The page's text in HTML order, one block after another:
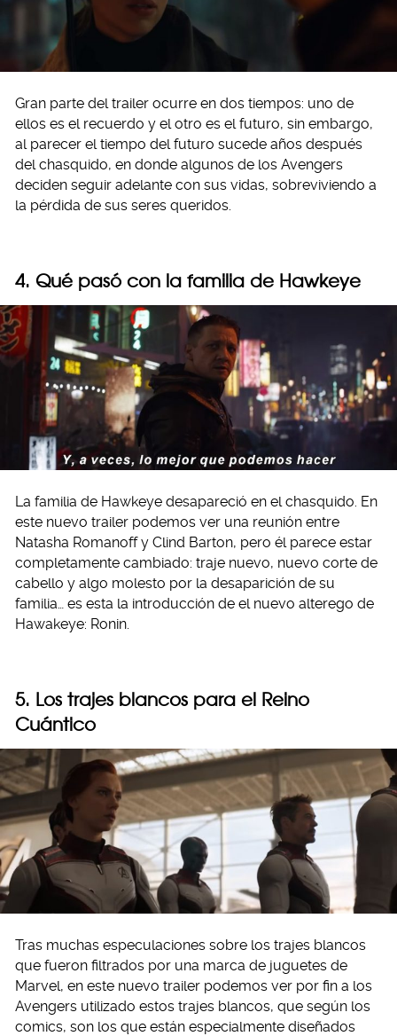
Gran parte del trailer ocurre en dos tiempos: uno de
ellos es el recuerdo y el otro es el futuro, sin embargo,
al parecer el tiempo del futuro sucede años después
del chasquido, en donde algunos de los Avengers
deciden seguir adelante con sus vidas, sobreviviendo a
la pérdida de sus seres queridos.
4. Qué pasó con la familia de Hawkeye
La familia de Hawkeye desapareció en el chasquido. En
este nuevo trailer podemos ver una reunión entre
Natasha Romanoff y Clind Barton, pero él parece estar
completamente cambiado: traje nuevo, nuevo corte de
cabello y algo molesto por la desaparición de su
familia… es esta la introducción de el nuevo alterego de
Hawakeye: Ronin.
5. Los trajes blancos para el Reino
Cuántico
Tras muchas especulaciones sobre los trajes blancos
que fueron filtrados por una marca de juguetes de
Marvel, en este nuevo trailer podemos ver por fin a los
Avengers utilizado estos trajes blancos, que según los
comics, son los que están especialmente diseñados